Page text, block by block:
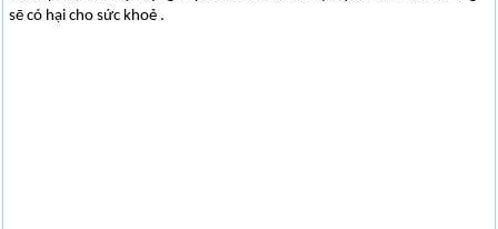
sẽ có hại cho sức khoẻ .